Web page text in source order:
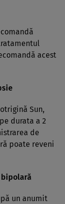
acest
Sun,
durata a 2
de
poate reveni
bipolară
un anumit